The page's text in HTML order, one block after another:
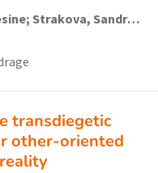
de Haas, Mirjam; Dzjamaljan, Loesine; Strakova, Sandra; Vogt, Paul; Aarts, Rian
transdiegetic
other-oriented